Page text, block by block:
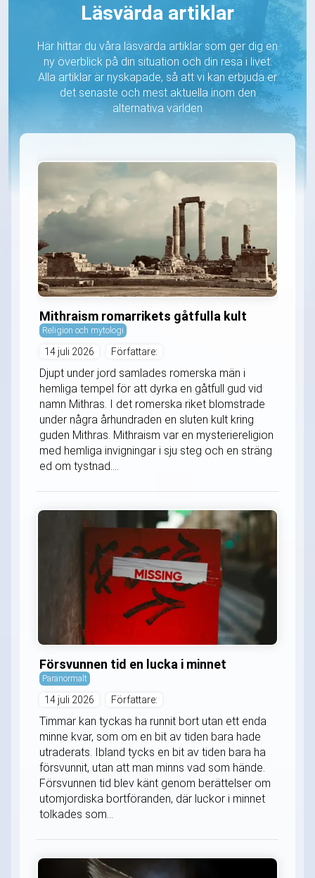
Läsvärda artiklar
Här hittar du våra läsvärda artiklar som ger dig en
ny överblick på din situation och din resa i livet.
Alla artiklar är nyskapade, så att vi kan erbjuda er
det senaste och mest aktuella inom den
alternativa världen
Mithraism romarrikets gåtfulla kult
Religion och mytologi
14 juli 2026 Författare:
Djupt under jord samlades romerska män i
hemliga tempel för att dyrka en gåtfull gud vid
namn Mithras. I det romerska riket blomstrade
under några århundraden en sluten kult kring
guden Mithras. Mithraism var en mysteriereligion
med hemliga invigningar i sju steg och en sträng
ed om tystnad....
Försvunnen tid en lucka i minnet
Paranormalt
14 juli 2026 Författare:
Timmar kan tyckas ha runnit bort utan ett enda
minne kvar, som om en bit av tiden bara hade
utraderats. Ibland tycks en bit av tiden bara ha
försvunnit, utan att man minns vad som hände.
Försvunnen tid blev känt genom berättelser om
utomjordiska bortföranden, där luckor i minnet
tolkades som...